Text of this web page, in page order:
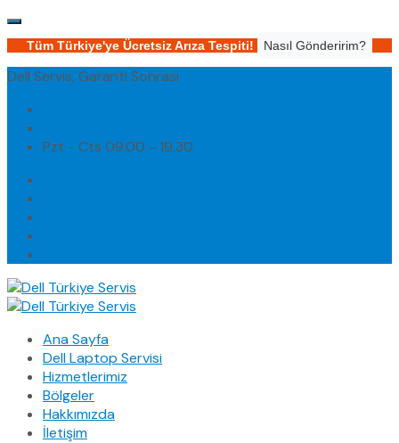
Tüm Türkiye'ye Ücretsiz Arıza Tespiti! Nasıl Gönderirim?
Dell Servis, Garanti Sonrası
Pzt - Cts 09.00 - 19.30
Ana Sayfa
Dell Laptop Servisi
Hizmetlerimiz
Bölgeler
Hakkımızda
İletişim